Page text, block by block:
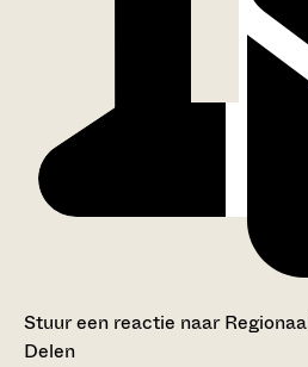
Stuur een reactie naar
Delen